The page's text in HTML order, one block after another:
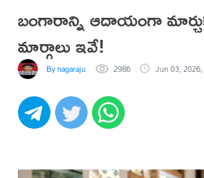
బంగారాన్ని ఆదాయంగా
మార్గాలు ఇవే!
By nagaraju 2986 Jun 03,